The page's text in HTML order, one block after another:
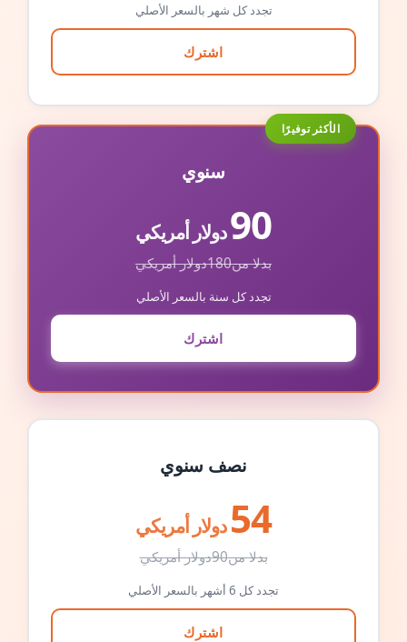
تجدد كل شهر بالسعر الأصلي
اشترك
الأكثر توفيرًا
سنوي
90دولار أمريكي
بدلا من180دولار أمريكي
تجدد كل سنة بالسعر الأصلي
اشترك
نصف سنوي
54 دولار أمريكي
بدلا من90دولار أمريكي
تجدد كل 6 أشهر بالسعر الأصلي
اشترك